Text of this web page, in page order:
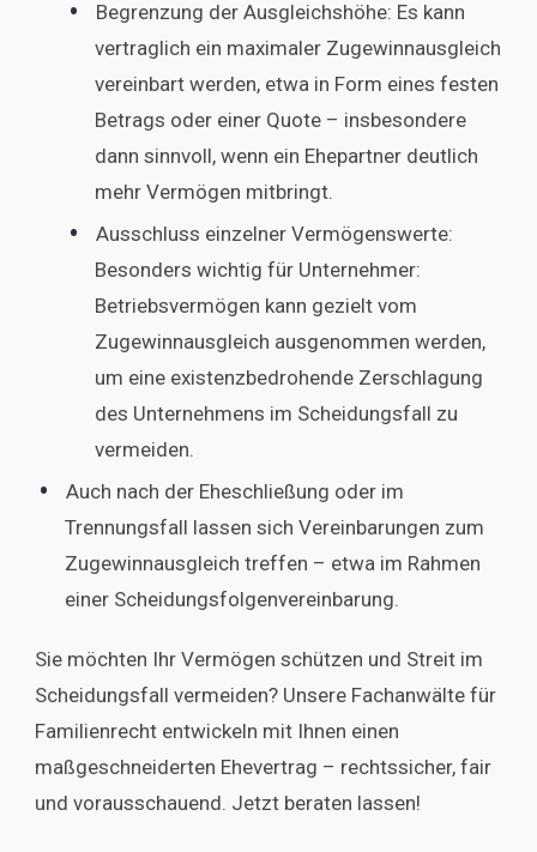
Begrenzung der Ausgleichshöhe: Es kann
vertraglich ein maximaler Zugewinnausgleich
vereinbart werden, etwa in Form eines festen
Betrags oder einer Quote – insbesondere
dann sinnvoll, wenn ein Ehepartner deutlich
mehr Vermögen mitbringt.
Ausschluss einzelner Vermögenswerte:
Besonders wichtig für Unternehmer:
Betriebsvermögen kann gezielt vom
Zugewinnausgleich ausgenommen werden,
um eine existenzbedrohende Zerschlagung
des Unternehmens im Scheidungsfall zu
vermeiden.
Auch nach der Eheschließung oder im
Trennungsfall lassen sich Vereinbarungen zum
Zugewinnausgleich treffen – etwa im Rahmen
einer Scheidungsfolgenvereinbarung.
Sie möchten Ihr Vermögen schützen und Streit im
Scheidungsfall vermeiden? Unsere Fachanwälte für
Familienrecht entwickeln mit Ihnen einen
maßgeschneiderten Ehevertrag – rechtssicher, fair
und vorausschauend. Jetzt beraten lassen!